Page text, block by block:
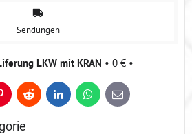
Sendungen
LKW mit KRAN • 0 € •
Reddit LinkedInWhatsApp
E-
mail